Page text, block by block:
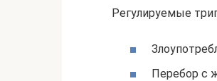
Регулируемые
Перебор с